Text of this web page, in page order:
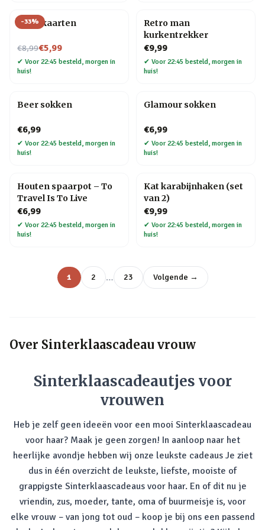
-33%
Tarotkaarten
€8,99
Nu voor€5,99
✔ Voor 22:45 besteld, morgen in
huis!
Retro man
kurkentrekker
€9,99
✔ Voor 22:45 besteld, morgen in
huis!
Beer sokken
€6,99
✔ Voor 22:45 besteld, morgen in
huis!
Glamour sokken
€6,99
✔ Voor 22:45 besteld, morgen in
huis!
Houten spaarpot – To
Travel Is To Live
€6,99
✔ Voor 22:45 besteld, morgen in
huis!
Kat karabijnhaken (set
van 2)
€9,99
✔ Voor 22:45 besteld, morgen in
huis!
1 2 … 23 Volgende →
Over Sinterklaascadeau vrouw
Sinterklaascadeautjes voor
vrouwen
Heb je zelf geen ideeën voor een mooi Sinterklaascadeau
voor haar? Maak je geen zorgen! In aanloop naar het
heerlijke avondje hebben wij onze leukste cadeaus Je ziet
dus in één overzicht de leukste, liefste, mooiste of
grappigste Sinterklaascadeaus voor haar. En of dit nu je
vriendin, zus, moeder, tante, oma of buurmeisje is, voor
elke vrouw – van jong tot oud – koop je bij ons een passend